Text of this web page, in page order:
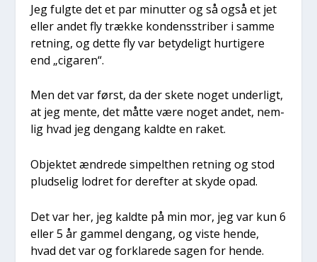
Jeg fulg­te det et par minut­ter og så også et jet
eller andet fly træk­ke kon­dens­stri­ber i sam­me
ret­ning, og det­te fly var bety­de­ligt hur­ti­ge­re
end „ciga­ren“.
Men det var først, da der ske­te noget under­ligt,
at jeg men­te, det måt­te være noget andet, nem­
lig hvad jeg den­gang kald­te en raket.
Objek­tet ændre­de sim­pelt­hen ret­ning og stod
plud­se­lig lodret for der­ef­ter at sky­de opad.
Det var her, jeg kald­te på min mor, jeg var kun 6
eller 5 år gam­mel den­gang, og viste hen­de,
hvad det var og for­kla­re­de sagen for hen­de.